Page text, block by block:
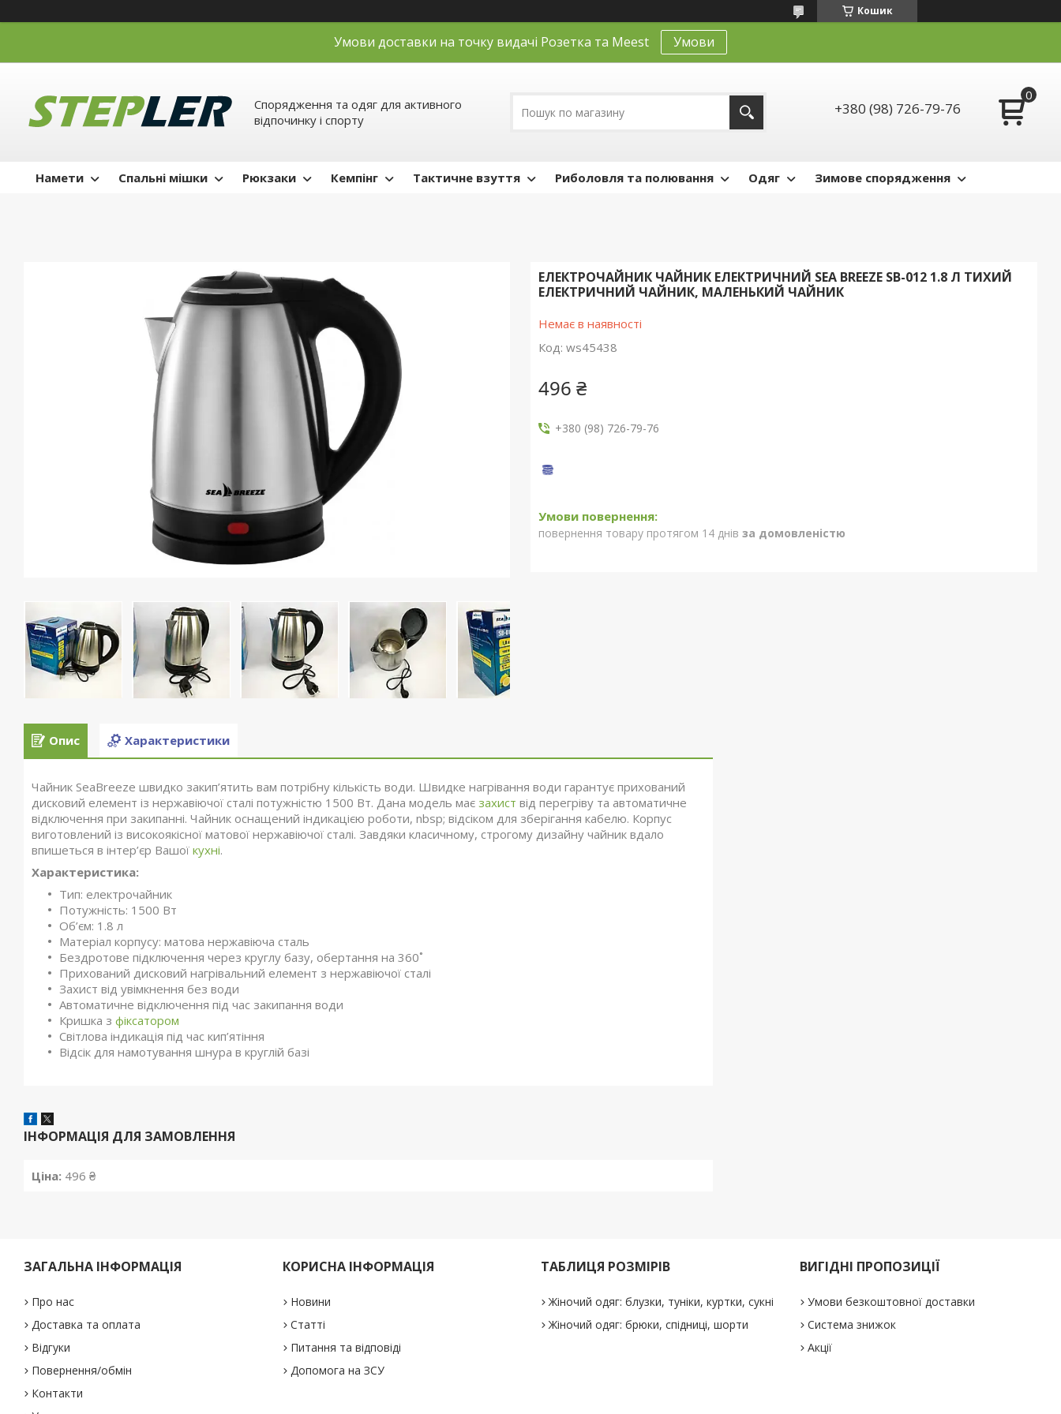
Кошик
Умови доставки на точку видачі Розетка та Meest Умови
Спорядження та одяг для активного
відпочинку і спорту
+380 (98) 726-79-76
Намети Спальні мішки Рюкзаки Кемпінг Тактичне взуття Риболовля та полювання Одяг Зимове спорядження
ЕЛЕКТРОЧАЙНИК ЧАЙНИК ЕЛЕКТРИЧНИЙ SEA BREEZE SB-012 1.8 Л ТИХИЙ
ЕЛЕКТРИЧНИЙ ЧАЙНИК, МАЛЕНЬКИЙ ЧАЙНИК
Немає в наявності
Код: ws45438
496 ₴
+380 (98) 726-79-76
повернення товару протягом 14 днів за домовленістю
Опис Характеристики
Чайник SeaBreeze швидко закип’ятить вам потрібну кількість води. Швидке нагрівання води гарантує прихований
дисковий елемент із нержавіючої сталі потужністю 1500 Вт. Дана модель має захист від перегріву та автоматичне
відключення при закипанні. Чайник оснащений індикацією роботи, nbsp; відсіком для зберігання кабелю. Корпус
виготовлений із високоякісної матової нержавіючої сталі. Завдяки класичному, строгому дизайну чайник вдало
впишеться в інтер’єр Вашої кухні.
Характеристика:
Тип: електрочайник
Потужність: 1500 Вт
Об’єм: 1.8 л
Матеріал корпусу: матова нержавіюча сталь
Бездротове підключення через круглу базу, обертання на 360˚
Прихований дисковий нагрівальний елемент з нержавіючої сталі
Захист від увімкнення без води
Автоматичне відключення під час закипання води
Кришка з фіксатором
Світлова індикація під час кип’ятіння
Відсік для намотування шнура в круглій базі
ІНФОРМАЦІЯ ДЛЯ ЗАМОВЛЕННЯ
Ціна: 496 ₴
ЗАГАЛЬНА ІНФОРМАЦІЯ
Про нас
Доставка та оплата
Відгуки
Повернення/обмін
Контакти
КОРИСНА ІНФОРМАЦІЯ
Новини
Статті
Питання та відповіді
Допомога на ЗСУ
ТАБЛИЦЯ РОЗМІРІВ
Жіночий одяг: блузки, туніки, куртки, сукні
Жіночий одяг: брюки, спідниці, шорти
ВИГІДНІ ПРОПОЗИЦІЇ
Умови безкоштовної доставки
Система знижок
Акції